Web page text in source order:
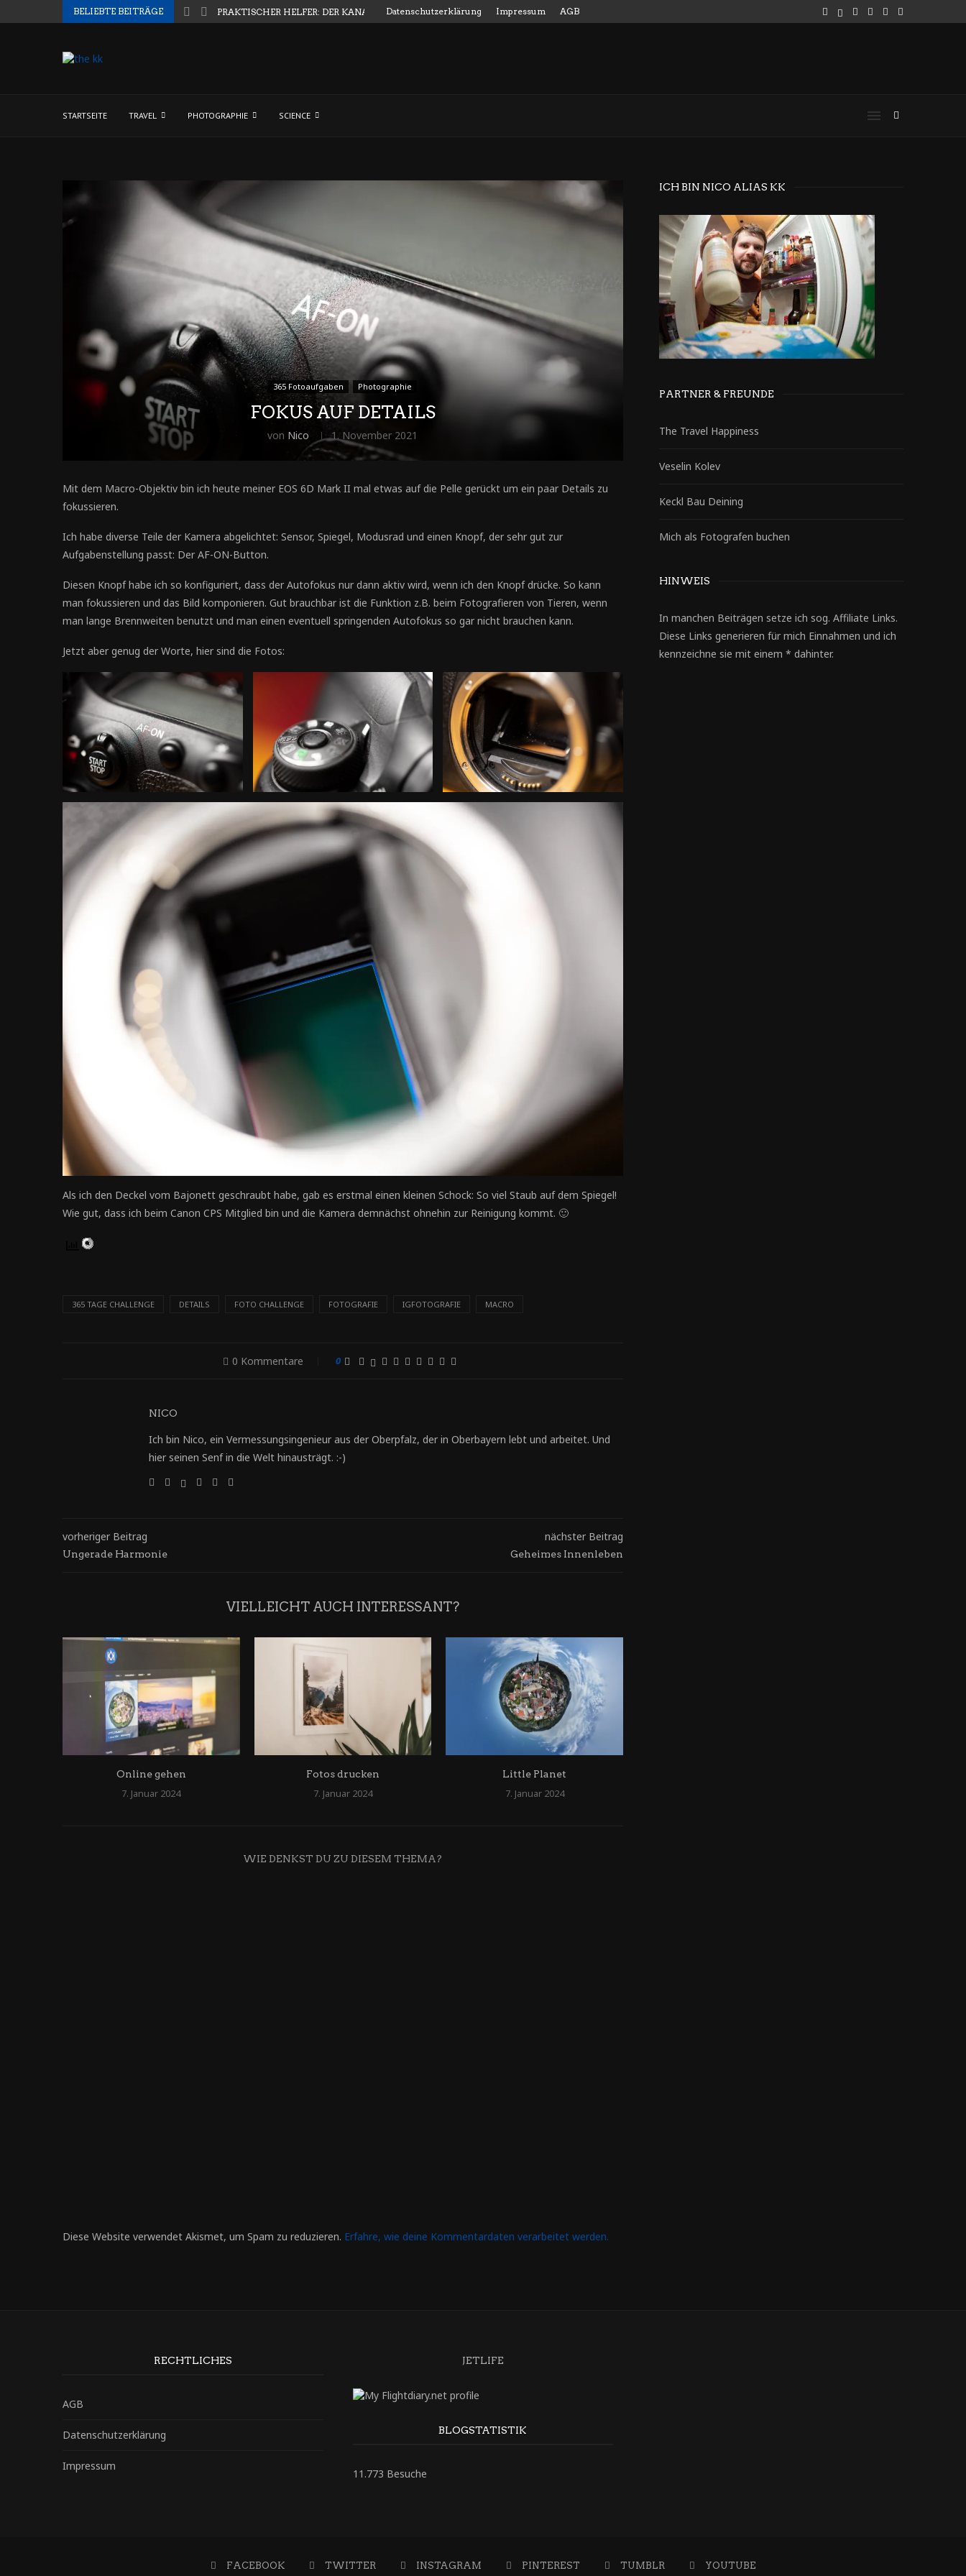
BELIEBTE BEITRÄGE PRAKTISCHER HELFER: DER KANALMESSSTABDatenschutzerklärung Impressum AGB
STARTSEITE TRAVEL PHOTOGRAPHIE SCIENCE
365 Fotoaufgaben Photographie
FOKUS AUF DETAILS
von Nico 1. November 2021
Mit dem Macro-Objektiv bin ich heute meiner EOS 6D Mark II mal etwas auf die Pelle gerückt um ein paar Details zu
fokussieren.
Ich habe diverse Teile der Kamera abgelichtet: Sensor, Spiegel, Modusrad und einen Knopf, der sehr gut zur
Aufgabenstellung passt: Der AF-ON-Button.
Diesen Knopf habe ich so konfiguriert, dass der Autofokus nur dann aktiv wird, wenn ich den Knopf drücke. So kann
man fokussieren und das Bild komponieren. Gut brauchbar ist die Funktion z.B. beim Fotografieren von Tieren, wenn
man lange Brennweiten benutzt und man einen eventuell springenden Autofokus so gar nicht brauchen kann.
Jetzt aber genug der Worte, hier sind die Fotos:
Als ich den Deckel vom Bajonett geschraubt habe, gab es erstmal einen kleinen Schock: So viel Staub auf dem Spiegel!
Wie gut, dass ich beim Canon CPS Mitglied bin und die Kamera demnächst ohnehin zur Reinigung kommt. 🙂
365 TAGE CHALLENGE DETAILS FOTO CHALLENGE FOTOGRAFIE IGFOTOGRAFIE MACRO
0 Kommentare 0
NICO
Ich bin Nico, ein Vermessungsingenieur aus der Oberpfalz, der in Oberbayern lebt und arbeitet. Und
hier seinen Senf in die Welt hinausträgt. :-)
vorheriger Beitrag
Ungerade Harmonie
nächster Beitrag
Geheimes Innenleben
VIELLEICHT AUCH INTERESSANT?
Online gehen
7. Januar 2024
Fotos drucken
7. Januar 2024
Little Planet
7. Januar 2024
WIE DENKST DU ZU DIESEM THEMA?
Diese Website verwendet Akismet, um Spam zu reduzieren. Erfahre, wie deine Kommentardaten verarbeitet werden.
ICH BIN NICO ALIAS KK
PARTNER & FREUNDE
The Travel Happiness
Veselin Kolev
Keckl Bau Deining
Mich als Fotografen buchen
HINWEIS
In manchen Beiträgen setze ich sog. Affiliate Links.
Diese Links generieren für mich Einnahmen und ich
kennzeichne sie mit einem * dahinter.
RECHTLICHES
AGB
Datenschutzerklärung
Impressum
JETLIFE
BLOGSTATISTIK
11.773 Besuche
FACEBOOK TWITTER INSTAGRAM PINTEREST TUMBLR YOUTUBE